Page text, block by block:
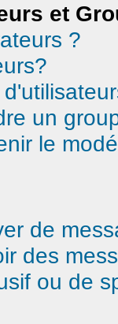
et
?
un
le
de
des
ou de